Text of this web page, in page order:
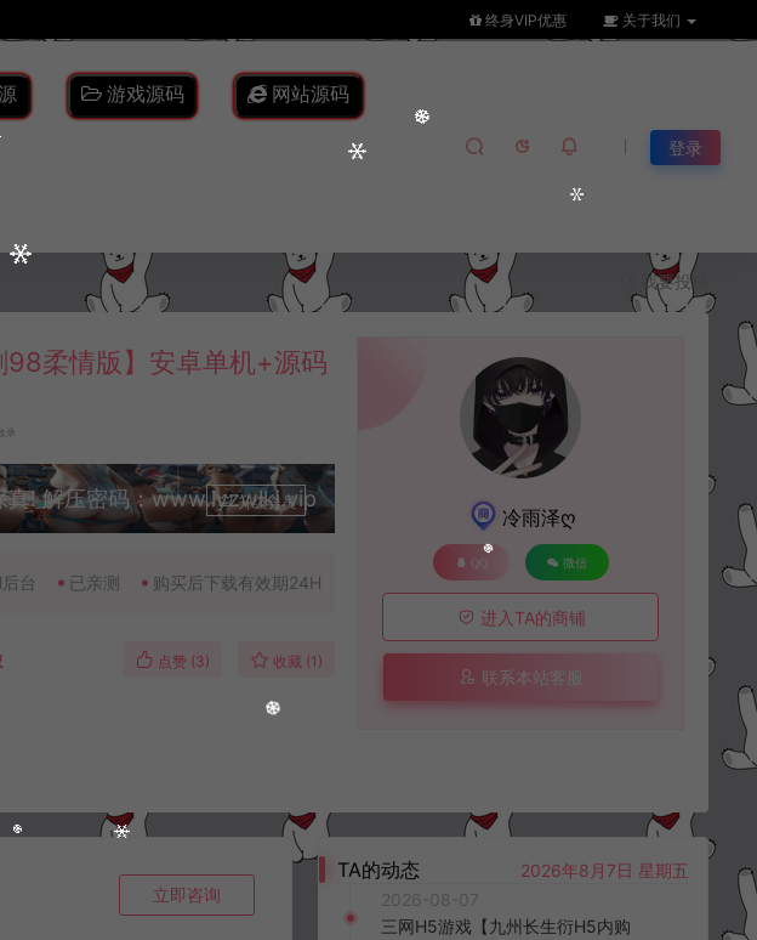
终身VIP优惠 关于我们
游戏源码 网站源码
登录
我要投稿
柔情版】安卓单机+源码
录
真! 解压密码：www.lyzwlkj.vip
升级会员
台 已亲测 购买后下载有效期24H
点赞 (3) 收藏 (1)
冷雨泽ღ
QQ 微信
进入TA的商铺
联系本站客服
立即咨询
TA的动态
2026年8月7日 星期五
2026-08-07
三网H5游戏【九州长生衍H5内购